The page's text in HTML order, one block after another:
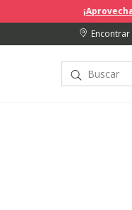
¡Aprovecha de un descuento